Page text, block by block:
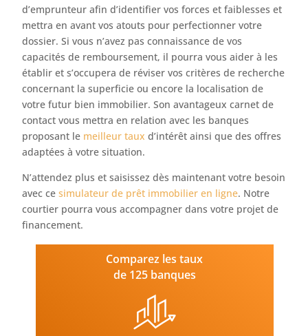
d’emprunteur afin d’identifier vos forces et faiblesses et
mettra en avant vos atouts pour perfectionner votre
dossier. Si vous n’avez pas connaissance de vos
capacités de remboursement, il pourra vous aider à les
établir et s’occupera de réviser vos critères de recherche
concernant la superficie ou encore la localisation de
votre futur bien immobilier. Son avantageux carnet de
contact vous mettra en relation avec les banques
proposant le meilleur taux d’intérêt ainsi que des offres
adaptées à votre situation.
N’attendez plus et saisissez dès maintenant votre besoin
avec cesimulateur de prêt immobilier en ligne. Notre
courtier pourra vous accompagner dans votre projet de
financement.
Comparez les taux
de 125 banques